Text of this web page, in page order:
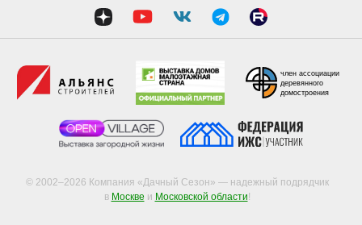
© 2002–2026 Компания «Дачный Сезон» — надежный подрядчик
в Москве и Московской области!
член ассоциации
деревянного
домостроения